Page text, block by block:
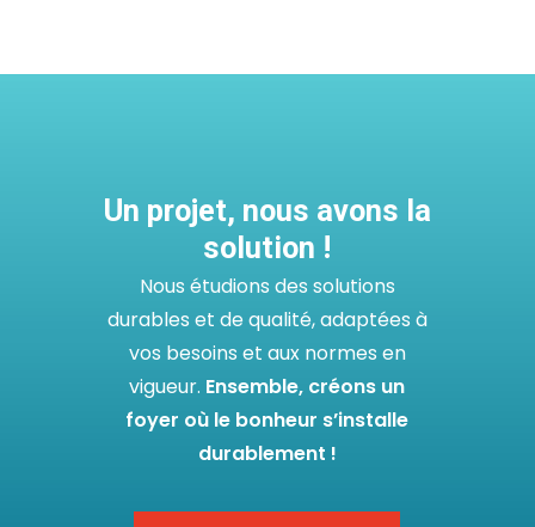
Un projet, nous avons la
solution !
Nous étudions des solutions
durables et de qualité, adaptées à
vos besoins et aux normes en
vigueur. Ensemble, créons un
foyer où le bonheur s’installe
durablement !